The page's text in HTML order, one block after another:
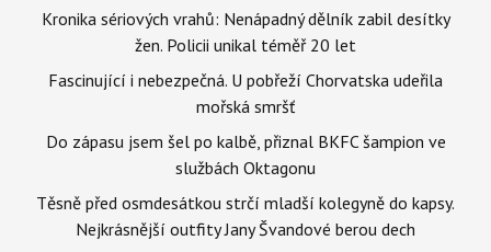
Kronika sériových vrahů: Nenápadný dělník zabil desítky
žen. Policii unikal téměř 20 let
Fascinující i nebezpečná. U pobřeží Chorvatska udeřila
mořská smršť
Do zápasu jsem šel po kalbě, přiznal BKFC šampion ve
službách Oktagonu
Těsně před osmdesátkou strčí mladší kolegyně do kapsy.
Nejkrásnější outfity Jany Švandové berou dech